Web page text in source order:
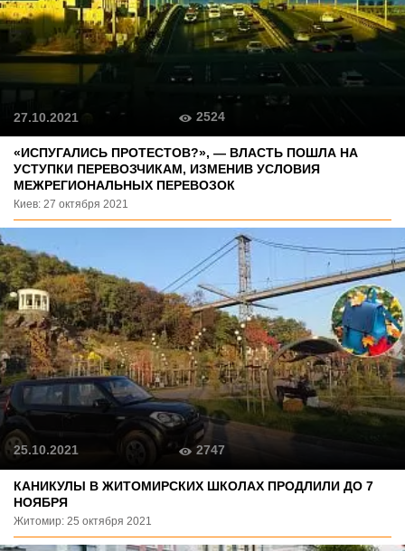
«ИСПУГАЛИСЬ ПРОТЕСТОВ?», — ВЛАСТЬ ПОШЛА НА
УСТУПКИ ПЕРЕВОЗЧИКАМ, ИЗМЕНИВ УСЛОВИЯ
МЕЖРЕГИОНАЛЬНЫХ ПЕРЕВОЗОК
Киев: 27 октября 2021
27.10.2021 2524
КАНИКУЛЫ В ЖИТОМИРСКИХ ШКОЛАХ ПРОДЛИЛИ ДО 7
НОЯБРЯ
Житомир: 25 октября 2021
25.10.2021 2747